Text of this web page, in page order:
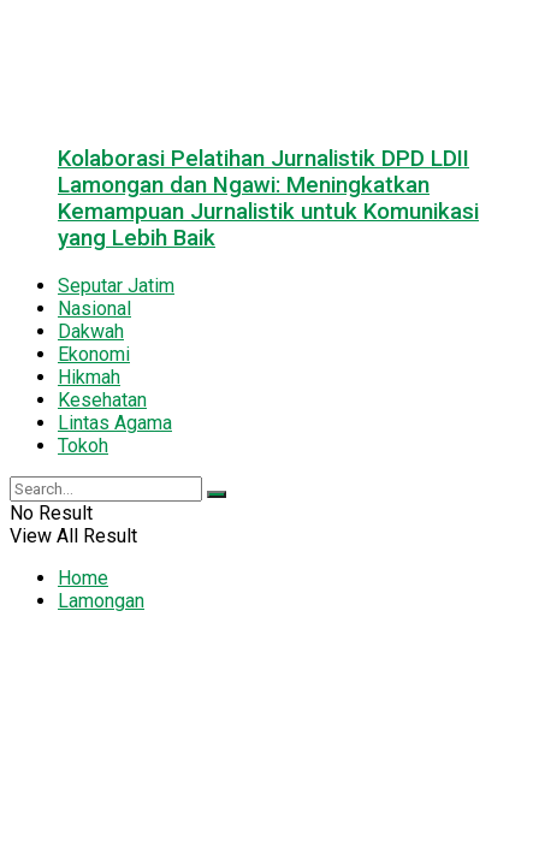
Kolaborasi Pelatihan Jurnalistik DPD LDII
Lamongan dan Ngawi: Meningkatkan
Kemampuan Jurnalistik untuk Komunikasi
yang Lebih Baik
Seputar Jatim
Nasional
Dakwah
Ekonomi
Hikmah
Kesehatan
Lintas Agama
Tokoh
No Result
View All Result
Home
Lamongan